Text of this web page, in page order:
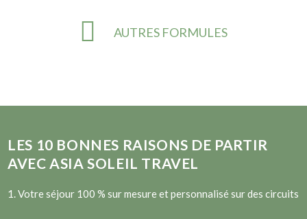
AUTRES FORMULES
LES 10 BONNES RAISONS DE PARTIR
AVEC ASIA SOLEIL TRAVEL
1. Votre séjour 100 % sur mesure et personnalisé sur des circuits